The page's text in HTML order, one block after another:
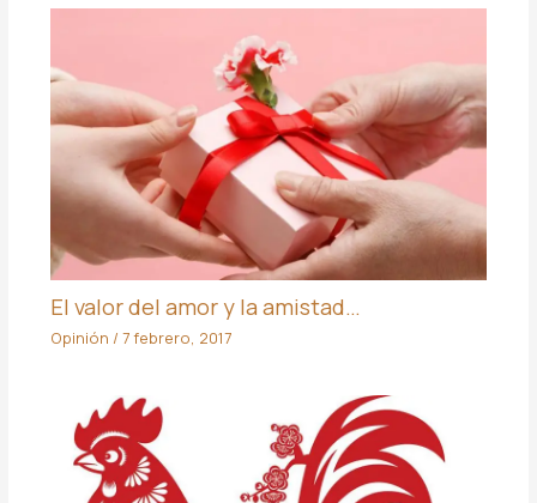
El valor del amor y la amistad…
Opinión / 7 febrero, 2017